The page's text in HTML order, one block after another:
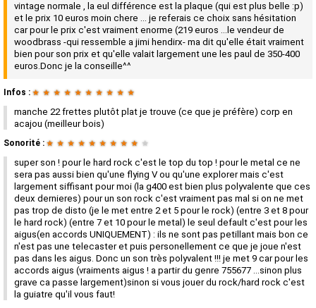
vintage normale , la eul différence est la plaque (qui est plus belle :p)
et le prix 10 euros moin chere ... je referais ce choix sans hésitation
car pour le prix c'est vraiment enorme (219 euros ...le vendeur de
woodbrass -qui ressemble a jimi hendirx- ma dit qu'elle était vraiment
bien pour son prix et qu'elle valait largement une les paul de 350-400
euros.Donc je la conseille^^
Infos : ★ ★ ★ ★ ★ ★ ★ ★ ★ ★
manche 22 frettes plutôt plat je trouve (ce que je préfère) corp en
acajou (meilleur bois)
Sonorité : ★ ★ ★ ★ ★ ★ ★ ★ ★ ★
super son ! pour le hard rock c'est le top du top ! pour le metal ce ne
sera pas aussi bien qu'une flying V ou qu'une explorer mais c'est
largement siffisant pour moi (la g400 est bien plus polyvalente que ces
deux dernieres) pour un son rock c'est vraiment pas mal si on ne met
pas trop de disto (je le met entre 2 et 5 pour le rock) (entre 3 et 8 pour
le hard rock) (entre 7 et 10 pour le metal) le seul default c'est pour les
aigus(en accords UNIQUEMENT) : ils ne sont pas petillant mais bon ce
n'est pas une telecaster et puis personellement ce que je joue n'est
pas dans les aigus. Donc un son très polyvalent !!! je met 9 car pour les
accords aigus (vraiments aigus ! a partir du genre 755677 ...sinon plus
grave ca passe largement)sinon si vous jouer du rock/hard rock c'est
la guiatre qu'il vous faut!